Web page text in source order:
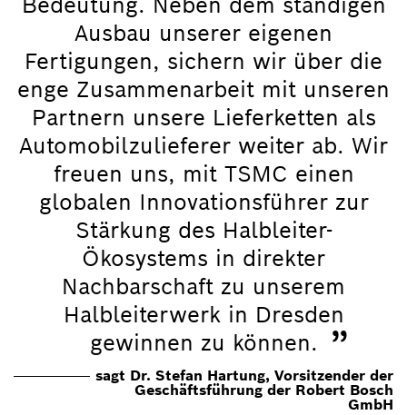
Ausbau unserer eigenen
Fertigungen, sichern wir über die
enge Zusammenarbeit mit unseren
Partnern unsere Lieferketten als
Automobilzulieferer weiter ab. Wir
freuen uns, mit TSMC einen
globalen Innovationsführer zur
Stärkung des Halbleiter-
Ökosystems in direkter
Nachbarschaft zu unserem
Halbleiterwerk in Dresden
gewinnen zu können. ”
sagt Dr. Stefan Hartung, Vorsitzender der
Geschäftsführung der Robert Bosch
GmbH